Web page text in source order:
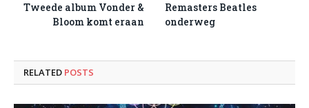
Tweede album Vonder &
Bloom komt eraan
Remasters Beatles
onderweg
RELATED POSTS